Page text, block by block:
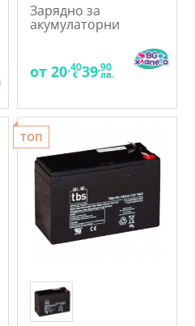
Зарядно за
акумулаторни
батерии 6V/12V
от 20,40
€ 39,90
лв.
ТОП